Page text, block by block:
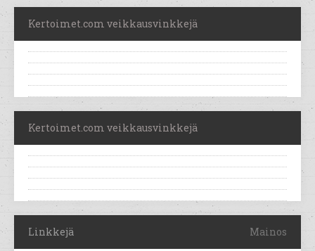
Kertoimet.com veikkausvinkkejä
Kertoimet.com veikkausvinkkejä
Linkkejä Mainos